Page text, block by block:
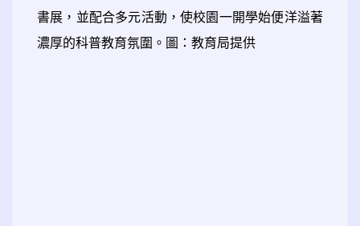
書展，並配合多元活動，使校園一開學始便洋溢著
濃厚的科普教育氛圍。圖：教育局提供